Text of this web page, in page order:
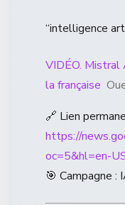
“intelligence
VIDÉO. Mistral
la française
🔗 Lien
https://
oc=5&hl=en-
🎯 Campagne :